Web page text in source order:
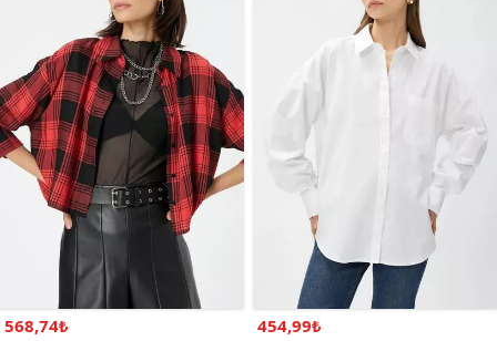
568,74₺ 454,99₺